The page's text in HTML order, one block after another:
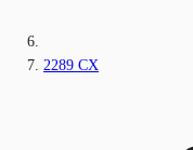
2289 CX